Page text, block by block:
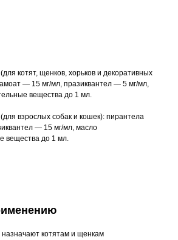
котят, щенков, хорьков и декоративных
— 15 мг/мл, празиквантел — 5 мг/мл,
вещества до 1 мл.
взрослых собак и кошек): пирантела
— 15 мг/мл, масло
вещества до 1 мл.
котятам и щенкам